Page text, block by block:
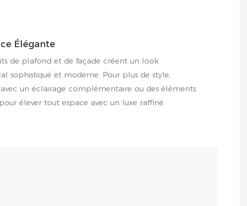
Élégante
de plafond et de façade créent un look
sophistiqué et moderne. Pour plus de style,
un éclairage complémentaire ou des éléments
élever tout espace avec un luxe raffiné.